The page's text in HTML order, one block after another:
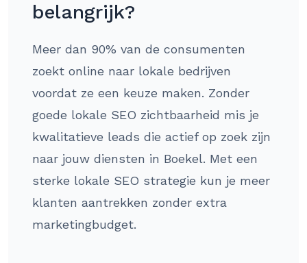
belangrijk?
Meer dan 90% van de consumenten
zoekt online naar lokale bedrijven
voordat ze een keuze maken. Zonder
goede lokale SEO zichtbaarheid mis je
kwalitatieve leads die actief op zoek zijn
naar jouw diensten in Boekel. Met een
sterke lokale SEO strategie kun je meer
klanten aantrekken zonder extra
marketingbudget.